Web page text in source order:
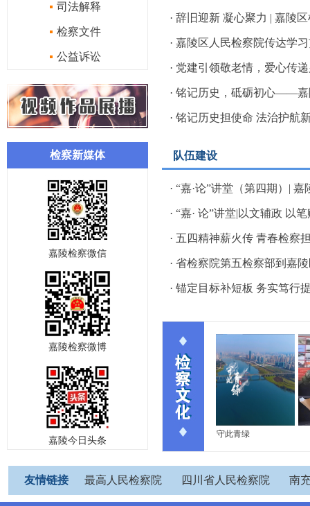
司法解释
检察文件
公益诉讼
检察新媒体
嘉陵检察微信
嘉陵检察微博
嘉陵今日头条
· 辞旧迎新 凝心聚力 | 嘉陵
· 嘉陵区人民检察院传达学
· 党建引领敬老情，爱心传
· 铭记历史，砥砺初心——嘉
· 铭记历史担使命 法治护航
队伍建设
· “嘉·论”讲堂（第四期）| 嘉
· “嘉· 论”讲堂|以文辅政 以
· 五四精神薪火传 青春检察
· 省检察院第五检察部到嘉
· 锚定目标补短板 务实笃行
六一特辑 | 嘉陵区人民检... 守此青绿
友情链接 最高人民检察院 四川省人民检察院 南